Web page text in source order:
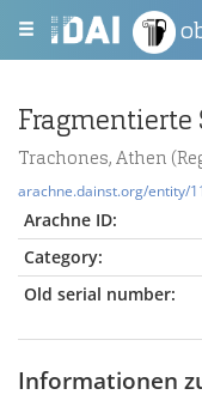
Trachones, Athen
arachne.dainst.org/entity/
Arachne ID:
Category:
Old serial number:
Informationen